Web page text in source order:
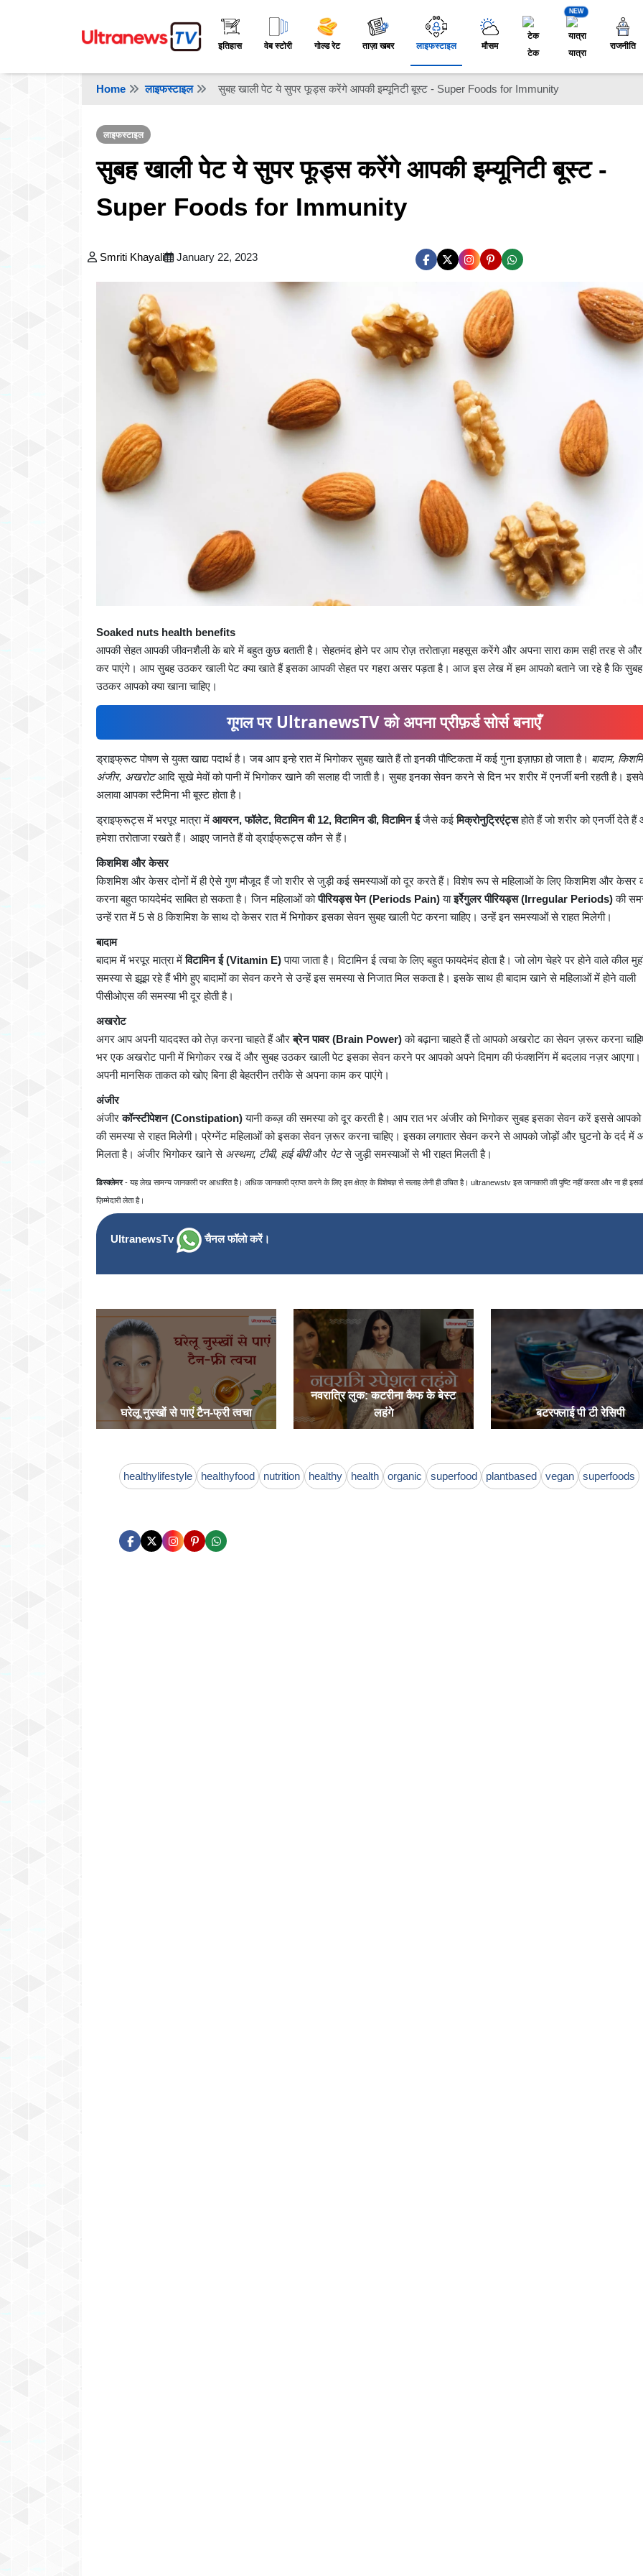
इतिहास वेब स्टोरी गोल्ड रेट ताज़ा खबर लाइफस्टाइल मौसम
टेक
NEW
यात्रा
राजनीति
Home लाइफस्टाइल सुबह खाली पेट ये सुपर फूड्स करेंगे आपकी इम्यूनिटी बूस्ट - Super Foods for Immunity
लाइफस्टाइल
सुबह खाली पेट ये सुपर फूड्स करेंगे आपकी इम्यूनिटी बूस्ट -
Super Foods for Immunity
Smriti Khayali January 22, 2023
Soaked nuts health benefits
आपकी सेहत आपकी जीवनशैली के बारे में बहुत कुछ बताती है। सेहतमंद होने पर आप रोज़ तरोताज़ा महसूस करेंगे और अपना सारा काम सही तरह से और
कर पाएंगे। आप सुबह उठकर खाली पेट क्या खाते हैं इसका आपकी सेहत पर गहरा असर पड़ता है। आज इस लेख में हम आपको बताने जा रहे है कि सुबह
उठकर आपको क्या खाना चाहिए।
गूगल पर UltranewsTV को अपना प्रीफ़र्ड सोर्स बनाएँ
ड्राइफ्रूट पोषण से युक्त खाद्य पदार्थ है। जब आप इन्हे रात में भिगोकर सुबह खाते हैं तो इनकी पौष्टिकता में कई गुना इज़ाफ़ा हो जाता है। बादाम,
अंजीर, अखरोटआदि सूखे मेवों को पानी में भिगोकर खाने की सलाह दी जाती है। सुबह इनका सेवन करने से दिन भर शरीर में एनर्जी बनी रहती है।
अलावा आपका स्टैमिना भी बूस्ट होता है।
ड्राइफ्रूट्स में भरपूर मात्रा में आयरन, फॉलेट, विटामिन बी 12, विटामिन डी, विटामिन ईजैसे कईमिक्रोनुट्रिएंट्सहोते हैं जो शरीर को एनर्जी देते
हमेशा तरोताजा रखते हैं। आइए जानते हैं वो ड्राईफ्रूट्स कौन से हैं।
किशमिश और केसर
किशमिश और केसर दोनों में ही ऐसे गुण मौजूद हैं जो शरीर से जुड़ी कई समस्याओं को दूर करते हैं। विशेष रूप से महिलाओं के लिए किशमिश और केसर
करना बहुत फायदेमंद साबित हो सकता है। जिन महिलाओं कोपीरियड्स पेन (Periods Pain)याइर्रेगुलर पीरियड्स (Irregular Periods)की
उन्हें रात में 5 से 8 किशमिश के साथ दो केसर रात में भिगोकर इसका सेवन सुबह खाली पेट करना चाहिए। उन्हें इन समस्याओं से राहत मिलेगी।
बादाम
बादाम में भरपूर मात्रा मेंविटामिन ई (Vitamin E)पाया जाता है। विटामिन ई त्वचा के लिए बहुत फायदेमंद होता है। जो लोग चेहरे पर होने वाले कील
समस्या से झूझ रहे हैं भीगे हुए बादामों का सेवन करने से उन्हें इस समस्या से निजात मिल सकता है। इसके साथ ही बादाम खाने से महिलाओं में होने वाली
पीसीओएस की समस्या भी दूर होती है।
अखरोट
अगर आप अपनी याददश्त को तेज़ करना चाहते हैं औरब्रेन पावर (Brain Power)को बढ़ाना चाहते हैं तो आपको अखरोट का सेवन ज़रूर करना
भर एक अखरोट पानी में भिगोकर रख दें और सुबह उठकर खाली पेट इसका सेवन करने पर आपको अपने दिमाग की फंक्शनिंग में बदलाव नज़र
अपनी मानसिक ताकत को खोए बिना ही बेहतरीन तरीके से अपना काम कर पाएंगे।
अंजीर
अंजीरकॉन्स्टीपेशन (Constipation)यानी कब्ज़ की समस्या को दूर करती है। आप रात भर अंजीर को भिगोकर सुबह इसका सेवन करें इससे
की समस्या से राहत मिलेगी। प्रेग्नेंट महिलाओं को इसका सेवन ज़रूर करना चाहिए। इसका लगातार सेवन करने से आपको जोड़ों और घुटनो के दर्द में
मिलता है। अंजीर भिगोकर खाने से अस्थमा, टीबी, हाई बीपीऔर पेटसे जुड़ी समस्याओं से भी राहत मिलती है।
डिस्क्लेमर- यह लेख सामन्य जानकारी पर आधारित है। अधिक जानकारी प्राप्त करने के लिए इस क्षेत्र के विशेषज्ञ से सलाह लेनी ही उचित है। ultranewstv इस जानकारी की पुष्टि नहीं करता और ना ही
ज़िम्मेदारी लेता है।
UltranewsTv चैनल फॉलो करें।
घरेलू नुस्खों से पाएं टैन-फ्री त्वचा
नवरात्रि लुक: कटरीना कैफ के बेस्ट
लहंगे
बटरफ्लाई पी टी रेसिपी
healthylifestyle healthyfood nutrition healthy health organic superfood plantbased vegan superfoods